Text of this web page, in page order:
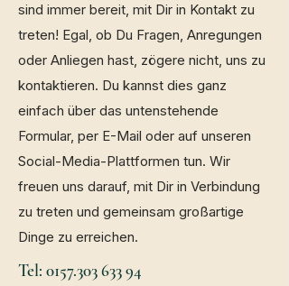
sind immer bereit, mit Dir in Kontakt zu
treten! Egal, ob Du Fragen, Anregungen
oder Anliegen hast, zögere nicht, uns zu
kontaktieren. Du kannst dies ganz
einfach über das untenstehende
Formular, per E-Mail oder auf unseren
Social-Media-Plattformen tun. Wir
freuen uns darauf, mit Dir in Verbindung
zu treten und gemeinsam großartige
Dinge zu erreichen.
Tel: 0157.303 633 94